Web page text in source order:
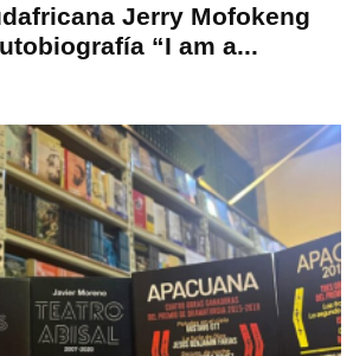
Jerry Mofokeng
“I am a...